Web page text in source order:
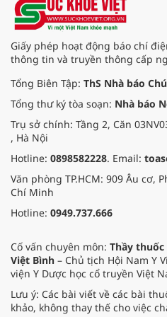
Giấy phép hoạt động báo chí
thông tin và truyền thông cấp
Tổng Biên Tập: ThS Nhà báo
Tổng thư ký tòa soạn: Nhà báo
Trụ sở chính: Tầng 2, Căn
, Hà Nội
Hotline: 0898582228. Email:
Văn phòng TP.HCM: 909 Âu cơ,
Chí Minh
Hotline: 0949.737.666
Cố vấn chuyên môn: Thầy thuốc
Việt Bình – Chủ tịch Hội Nam Y
viện Y Dược học cổ truyền Việt
Lưu ý: Các bài viết về các bài
khảo, không thay thế cho việc